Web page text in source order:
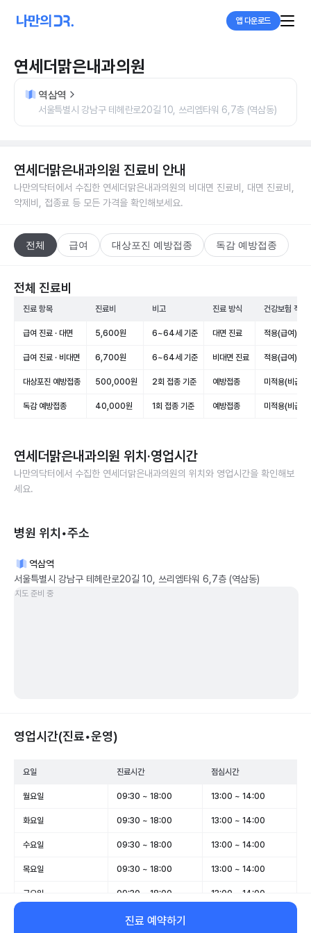
앱 다운로드
연세더맑은내과의원
역삼역
서울특별시 강남구 테헤란로20길 10, 쓰리엠타워 6,7층 (역삼동)
연세더맑은내과의원 진료비 안내
나만의닥터에서 수집한 연세더맑은내과의원의 비대면 진료비, 대면 진료비,
약제비, 접종료 등 모든 가격을 확인해보세요.
전체 급여 대상포진 예방접종 독감 예방접종
전체 진료비
진료 항목 진료비 비고 진료 방식 건강보험 적용
급여 진료 · 대면 5,600원 6~64세 기준 대면 진료 적용(급여)
급여 진료 · 비대면 6,700원 6~64세 기준 비대면 진료 적용(급여)
대상포진 예방접종 500,000원 2회 접종 기준 예방접종 미적용(비급여)
독감 예방접종 40,000원 1회 접종 기준 예방접종 미적용(비급여)
연세더맑은내과의원 위치·영업시간
나만의닥터에서 수집한 연세더맑은내과의원의 위치와 영업시간을 확인해보
세요.
병원 위치•주소
역삼역
서울특별시 강남구 테헤란로20길 10, 쓰리엠타워 6,7층 (역삼동)
지도 준비 중
영업시간(진료•운영)
요일 진료시간 점심시간
월요일 09:30 ~ 18:00 13:00 ~ 14:00
화요일 09:30 ~ 18:00 13:00 ~ 14:00
수요일 09:30 ~ 18:00 13:00 ~ 14:00
목요일 09:30 ~ 18:00 13:00 ~ 14:00
금요일 09:30 ~ 18:00 13:00 ~ 14:00
휴무진료 예약하기